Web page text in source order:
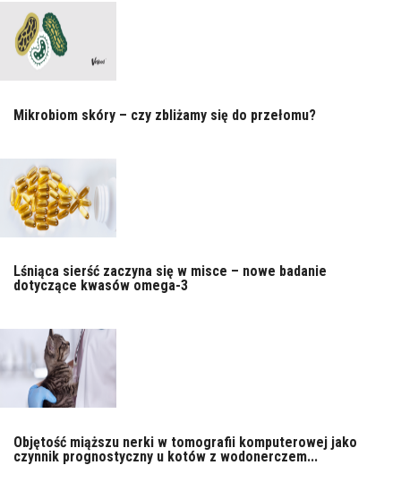
Mikrobiom skóry – czy zbliżamy się do przełomu?
Lśniąca sierść zaczyna się w misce – nowe badanie
dotyczące kwasów omega-3
Objętość miąższu nerki w tomografii komputerowej jako
czynnik prognostyczny u kotów z wodonerczem...